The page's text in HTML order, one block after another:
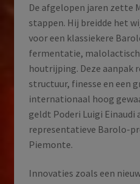
De afgelopen jaren zette
stappen. Hij breidde het
voor een klassiekere
fermentatie,
houtrijping. Deze aanpak
structuur, finesse en een
internationaal hoog
geldt Poderi Luigi Einaudi
representatieve Barolo-
Piemonte.
Innovaties zoals een